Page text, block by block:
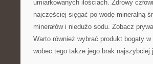
umiarkowanych ilościach. Zdrowy
najczęściej sięgać po wodę mineralną
minerałów i niedużo sodu. Zobacz
Warto również wybrać produkt bogaty
wobec tego także jego brak najszybciej